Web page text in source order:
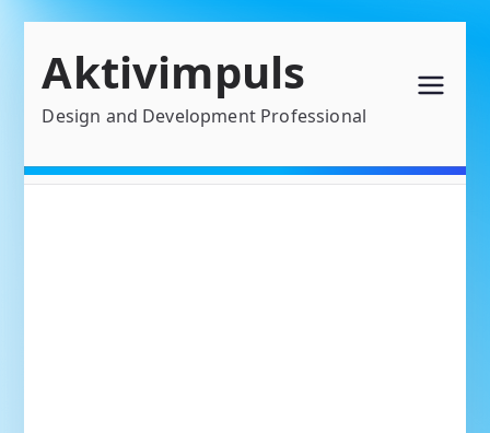
Inhalt
Aktivimpuls
Design and Development Professional